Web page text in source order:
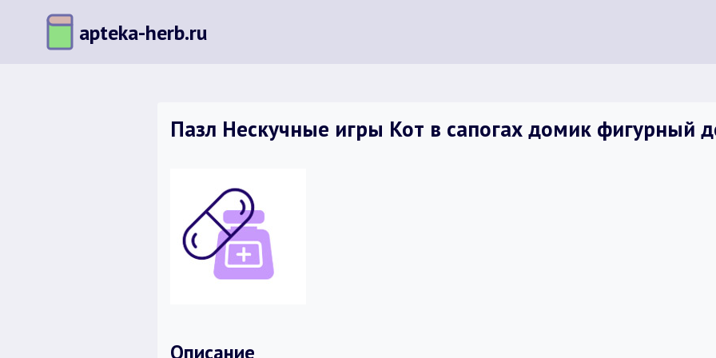
содержимому
apteka-herb.ru
Пазл Нескучные игры Кот в сапогах домик фигурный
Описание